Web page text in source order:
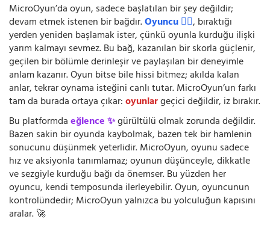
MicroOyun’da oyun, sadece başlatılan bir şey değildir;
devam etmek istenen bir bağdır.Oyuncu 🧍‍♂️, bıraktığı
yerden yeniden başlamak ister, çünkü oyunla kurduğu ilişki
yarım kalmayı sevmez. Bu bağ, kazanılan bir skorla güçlenir,
geçilen bir bölümle derinleşir ve paylaşılan bir deneyimle
anlam kazanır. Oyun bitse bile hissi bitmez; akılda kalan
anlar, tekrar oynama isteğini canlı tutar. MicroOyun’un farkı
tam da burada ortaya çıkar:oyunlargeçici değildir, iz bırakır.
Bu platformdaeğlence ✨gürültülü olmak zorunda değildir.
Bazen sakin bir oyunda kaybolmak, bazen tek bir hamlenin
sonucunu düşünmek yeterlidir. MicroOyun, oyunu sadece
hız ve aksiyonla tanımlamaz; oyunun düşünceyle, dikkatle
ve sezgiyle kurduğu bağı da önemser. Bu yüzden her
oyuncu, kendi temposunda ilerleyebilir. Oyun, oyuncunun
kontrolündedir; MicroOyun yalnızca bu yolculuğun kapısını
aralar. 🚀